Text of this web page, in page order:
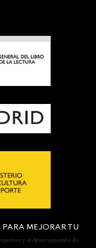
y el Ayuntamiento de
MEJORAR TU